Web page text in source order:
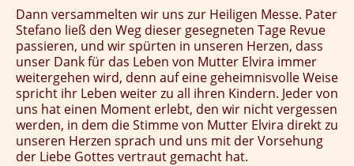
Dann versammelten wir uns zur Heiligen Messe. Pater
Stefano ließ den Weg dieser gesegneten Tage Revue
passieren, und wir spürten in unseren Herzen, dass
unser Dank für das Leben von Mutter Elvira immer
weitergehen wird, denn auf eine geheimnisvolle Weise
spricht ihr Leben weiter zu all ihren Kindern. Jeder von
uns hat einen Moment erlebt, den wir nicht vergessen
werden, in dem die Stimme von Mutter Elvira direkt zu
unseren Herzen sprach und uns mit der Vorsehung
der Liebe Gottes vertraut gemacht hat.